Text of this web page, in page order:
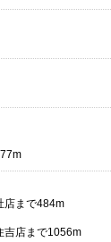
店まで484m
吉店まで1056m